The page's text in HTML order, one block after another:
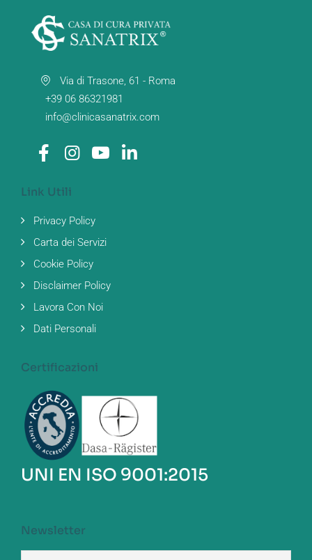
Via di Trasone, 61 - Roma
+39 06 86321981
info@clinicasanatrix.com
Link Utili
Privacy Policy
Carta dei Servizi
Cookie Policy
Disclaimer Policy
Lavora Con Noi
Dati Personali
Certificazioni
UNI EN ISO 9001:2015
Newsletter